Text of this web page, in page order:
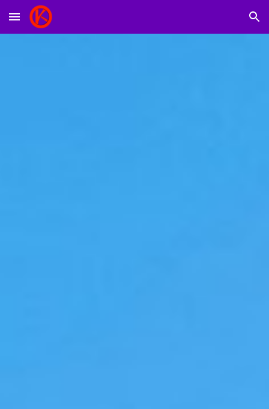
Skip to main content Skip to navigation